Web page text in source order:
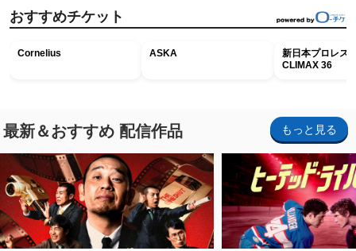
おすすめチケット
Cornelius ASKA
新日本プロレス
CLIMAX 36
最新＆おすすめ 配信作品 もっと見る